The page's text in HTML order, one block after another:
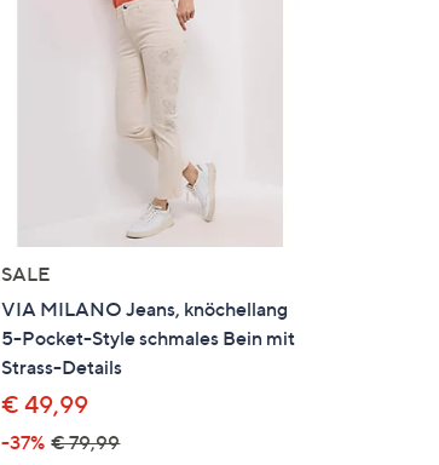
SALE
VIA MILANO Jeans, knöchellang
5-Pocket-Style schmales Bein mit
Strass-Details
€ 49,99
-37% € 79,99